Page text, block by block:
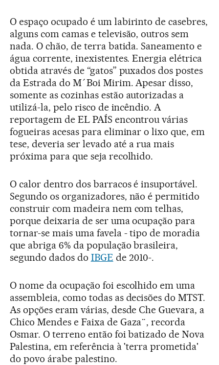
O espaço ocupado é um labirinto de casebres,
alguns com camas e televisão, outros sem
nada. O chão, de terra batida. Saneamento e
água corrente, inexistentes. Energia elétrica
obtida através de “gatos” puxados dos postes
da Estrada do M´Boi Mirim. Apesar disso,
somente as cozinhas estão autorizadas a
utilizá-la, pelo risco de incêndio. A
reportagem de EL PAÍS encontrou várias
fogueiras acesas para eliminar o lixo que, em
tese, deveria ser levado até a rua mais
próxima para que seja recolhido.
O calor dentro dos barracos é insuportável.
Segundo os organizadores, não é permitido
construir com madeira nem com telhas,
porque deixaria de ser uma ocupação para
tornar-se mais uma favela - tipo de moradia
que abriga 6% da população brasileira,
segundo dados do IBGE de 2010-.
O nome da ocupação foi escolhido em uma
assembleia, como todas as decisões do MTST.
As opções eram várias, desde Che Guevara, a
Chico Mendes e Faixa de Gaza¨, recorda
Osmar. O terreno então foi batizado de Nova
Palestina, em referência à 'terra prometida'
do povo árabe palestino.